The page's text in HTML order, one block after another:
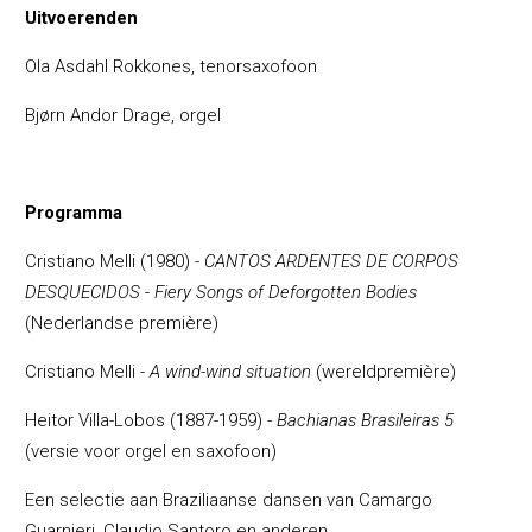
Uitvoerenden
Ola Asdahl Rokkones, tenorsaxofoon
Bjørn Andor Drage, orgel
Programma
Cristiano Melli (1980) - CANTOS ARDENTES DE CORPOS
DESQUECIDOS - Fiery Songs of Deforgotten Bodies
(Nederlandse première)
Cristiano Melli - A wind-wind situation (wereldpremière)
Heitor Villa-Lobos (1887-1959) - Bachianas Brasileiras 5
(versie voor orgel en saxofoon)
Een selectie aan Braziliaanse dansen van Camargo